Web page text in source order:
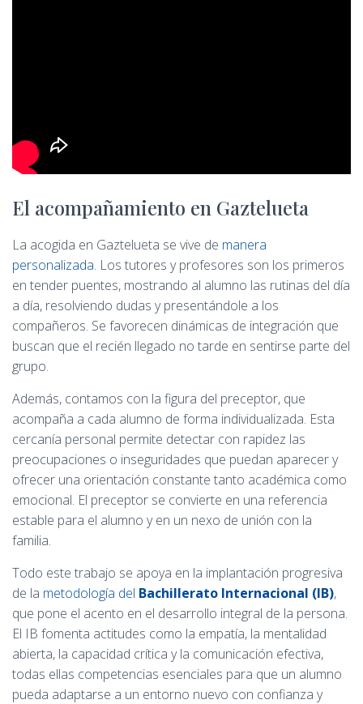
El acompañamiento en Gaztelueta
La acogida en Gaztelueta se vive de manera
personalizada. Los tutores y profesores son los primeros
en tender puentes, mostrando al alumno las rutinas del día
a día, resolviendo dudas y presentándole a los
compañeros. Se favorecen dinámicas de integración que
buscan que el recién llegado no tarde en sentirse parte del
grupo.
Además, contamos con la figura del preceptor, que
acompaña a cada alumno de forma individualizada. Esta
cercanía personal permite detectar con rapidez las
preocupaciones o inseguridades que puedan aparecer y
ofrecer una orientación constante tanto académica como
emocional. El preceptor se convierte en una referencia
estable para el alumno y en un nexo de unión con la
familia.
Todo este trabajo se apoya en la implantación progresiva
de la metodología del Bachillerato Internacional (IB),
que pone el acento en el desarrollo integral de la persona.
El IB fomenta actitudes como la empatía, la mentalidad
abierta, la capacidad crítica y la comunicación efectiva,
todas ellas competencias esenciales para que un alumno
pueda adaptarse a un entorno nuevo con confianza y